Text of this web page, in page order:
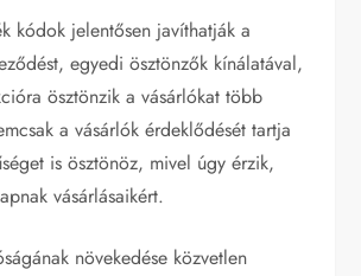
kódok jelentősen javíthatják a
egyedi ösztönzők kínálatával,
ösztönzik a vásárlókat több
a vásárlók érdeklődését tartja
is ösztönöz, mivel úgy érzik,
vásárlásaikért.
növekedése közvetlen